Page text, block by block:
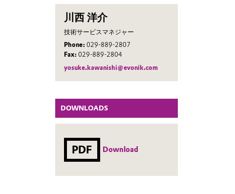
川西 洋介
技術サービスマネジャー
Phone: 029-889-2807
Fax: 029-889-2804
yosuke.kawanishi@evonik.com
DOWNLOADS
PDF Download